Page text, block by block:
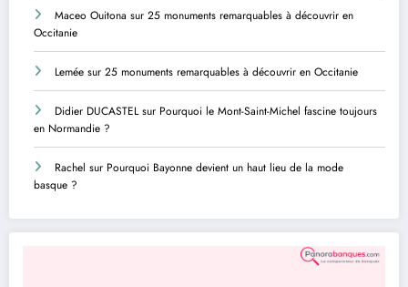
Maceo Ouitona sur 25 monuments remarquables à découvrir en
Occitanie
Lemée sur 25 monuments remarquables à découvrir en Occitanie
Didier DUCASTELsur Pourquoi le Mont-Saint-Michel fascine toujours
en Normandie ?
Rachel sur Pourquoi Bayonne devient un haut lieu de la mode
basque ?